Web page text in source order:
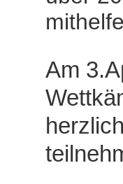
Am